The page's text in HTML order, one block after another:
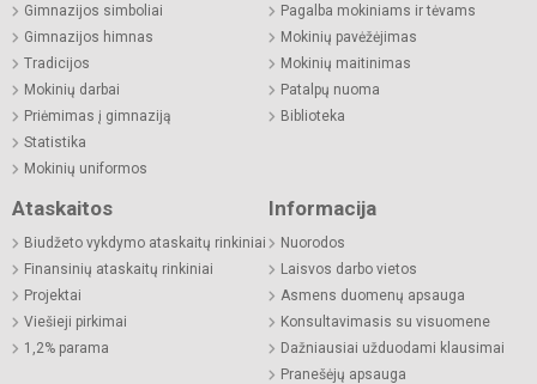
Gimnazijos simboliai
Gimnazijos himnas
Tradicijos
Mokinių darbai
Priėmimas į gimnaziją
Statistika
Mokinių uniformos
Pagalba mokiniams ir tėvams
Mokinių pavėžėjimas
Mokinių maitinimas
Patalpų nuoma
Biblioteka
Ataskaitos
Biudžeto vykdymo ataskaitų rinkiniai
Finansinių ataskaitų rinkiniai
Projektai
Viešieji pirkimai
1,2% parama
Informacija
Nuorodos
Laisvos darbo vietos
Asmens duomenų apsauga
Konsultavimasis su visuomene
Dažniausiai užduodami klausimai
Pranešėjų apsauga